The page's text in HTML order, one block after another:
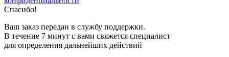
Спасибо!
Ваш заказ передан в службу поддержки.
В течение 7 минут с вами свяжется специалист
для определения дальнейших действий